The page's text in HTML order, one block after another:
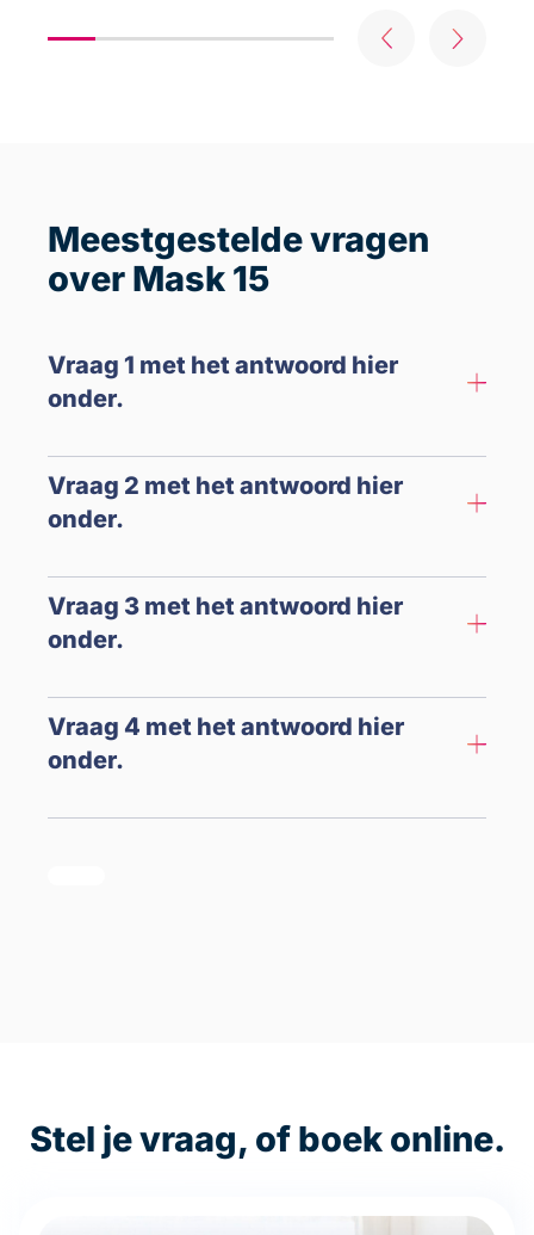
Meestgestelde vragen
over Mask 15
Vraag 1 met het antwoord hier
onder.
Vraag 2 met het antwoord hier
onder.
Vraag 3 met het antwoord hier
onder.
Vraag 4 met het antwoord hier
onder.
Stel je vraag, of boek online.